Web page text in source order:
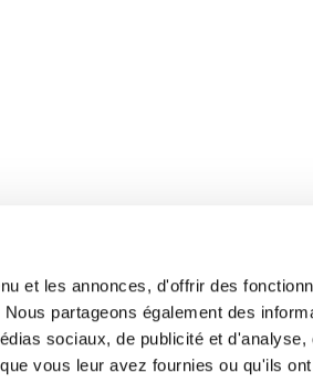
et les annonces, d'offrir des
partageons également des
sociaux, de publicité et d'analyse,
vous leur avez fournies ou qu'ils ont